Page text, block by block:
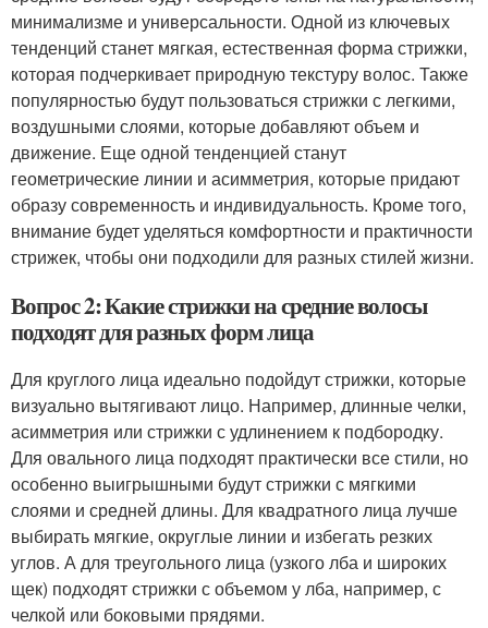
минимализме и универсальности. Одной из ключевых
тенденций станет мягкая, естественная форма стрижки,
которая подчеркивает природную текстуру волос. Также
популярностью будут пользоваться стрижки с легкими,
воздушными слоями, которые добавляют объем и
движение. Еще одной тенденцией станут
геометрические линии и асимметрия, которые придают
образу современность и индивидуальность. Кроме того,
внимание будет уделяться комфортности и практичности
стрижек, чтобы они подходили для разных стилей жизни.
Вопрос 2: Какие стрижки на средние волосы
подходят для разных форм лица
Для круглого лица идеально подойдут стрижки, которые
визуально вытягивают лицо. Например, длинные челки,
асимметрия или стрижки с удлинением к подбородку.
Для овального лица подходят практически все стили, но
особенно выигрышными будут стрижки с мягкими
слоями и средней длины. Для квадратного лица лучше
выбирать мягкие, округлые линии и избегать резких
углов. А для треугольного лица (узкого лба и широких
щек) подходят стрижки с объемом у лба, например, с
челкой или боковыми прядями.